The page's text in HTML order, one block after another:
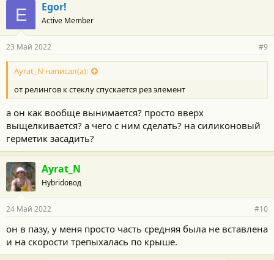
E Egor!
Active Member
23 Май 2022 #9
Ayrat_N написал(а):
от релингов к стеклу спускается рез элемент
а он как вообще вынимается? просто вверх
выщелкивается? а чего с ним сделать? на силиконовый
герметик засадить?
Ayrat_N
Hybridовод
24 Май 2022 #10
он в пазу, у меня просто часть средняя была не вставлена
и на скорости трепыхалась по крыше.